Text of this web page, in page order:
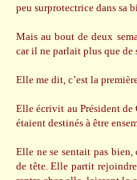
peu surprotectrice dans sa
Mais au bout de deux
car il ne parlait plus que de
Elle me dit, c’est la
Elle écrivit au Président
étaient destinés à être
Elle ne se sentait pas bien,
de tête. Elle partit